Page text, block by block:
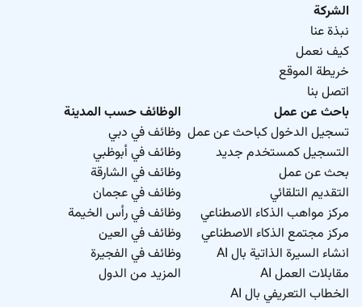
الشركة
نبذة عنا
كيف نعمل
خريطة الموقع
اتصل بنا
باحث عن عمل
تسجيل الدخول كباحث عن عمل
التسجيل كمستخدم جديد
بحث عن عمل
التقديم التلقائي
مركز مواهب الذكاء الاصطناعي
مركز مجتمع الذكاء الاصطناعي
انشاء السيرة الذاتية بال AI
مقابلات العمل AI
الخطاب التعريفي بال AI
الوظائف حسب المدينة
وظائف في دبي
وظائف في أبوظبي
وظائف في الشارقة
وظائف في عجمان
وظائف في رأس الخيمة
وظائف في العين
وظائف في الفجيرة
المزيد من الدول